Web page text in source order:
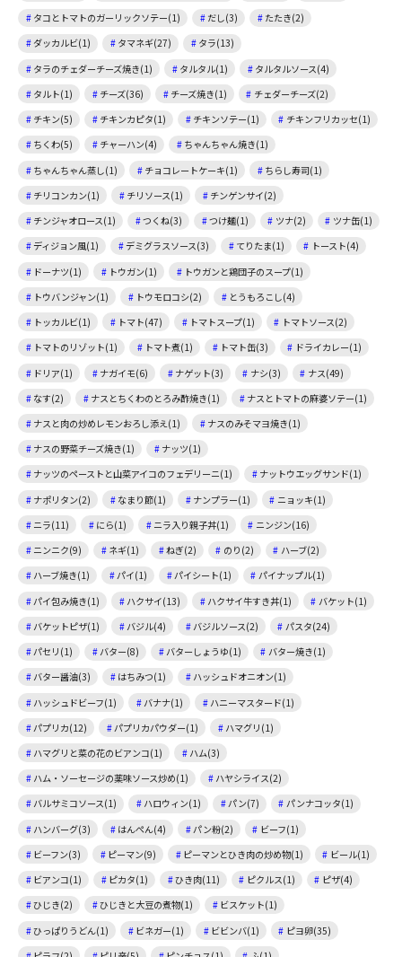
タコとトマトのガーリックソテー(1)
だし(3)
たたき(2)
ダッカルビ(1)
タマネギ(27)
タラ(13)
タラのチェダーチーズ焼き(1)
タルタル(1)
タルタルソース(4)
タルト(1)
チーズ(36) チーズ焼き(1)
チェダーチーズ(2)
チキン(5)
チキンカピタ(1) チキンソテー(1)
チキンフリカッセ(1)
ちくわ(5)
チャーハン(4)
ちゃんちゃん焼き(1)
ちゃんちゃん蒸し(1)
チョコレートケーキ(1)
ちらし寿司(1)
チリコンカン(1)
チリソース(1)
チンゲンサイ(2)
チンジャオロース(1)
つくね(3) つけ麺(1) ツナ(2)
ツナ缶(1)
ディジョン風(1)
デミグラスソース(3) てりたま(1)
トースト(4)
ドーナツ(1)
トウガン(1)
トウガンと鶏団子のスープ(1)
トウバンジャン(1)
トウモロコシ(2)
とうもろこし(4)
トッカルビ(1)
トマト(47) トマトスープ(1)
トマトソース(2)
トマトのリゾット(1)
トマト煮(1) トマト缶(3)
ドライカレー(1)
ドリア(1)
ナガイモ(6) ナゲット(3) ナシ(3)
ナス(49)
なす(2)
ナスとちくわのとろみ酢焼き(1)
ナスとトマトの麻婆ソテー(1)
ナスと肉の炒めレモンおろし添え(1)
ナスのみそマヨ焼き(1)
ナスの野菜チーズ焼き(1)
ナッツ(1)
ナッツのペーストと山菜アイコのフェデリーニ(1)
ナットウエッグサンド(1)
ナポリタン(2)
なまり節(1) ナンプラー(1)
ニョッキ(1)
ニラ(11)
にら(1) ニラ入り親子丼(1)
ニンジン(16)
ニンニク(9)
ネギ(1) ねぎ(2) のり(2)
ハーブ(2)
ハーブ焼き(1)
パイ(1) パイシート(1)
パイナップル(1)
パイ包み焼き(1)
ハクサイ(13) ハクサイ牛すき丼(1)
バケット(1)
バケットピザ(1)
バジル(4) バジルソース(2)
パスタ(24)
パセリ(1)
バター(8) バターしょうゆ(1)
バター焼き(1)
バター醤油(3)
はちみつ(1)
ハッシュドオニオン(1)
ハッシュドビーフ(1)
バナナ(1)
ハニーマスタード(1)
パプリカ(12)
パプリカパウダー(1)
ハマグリ(1)
ハマグリと菜の花のビアンコ(1)
ハム(3)
ハム・ソーセージの薬味ソース炒め(1)
ハヤシライス(2)
バルサミコソース(1)
ハロウィン(1) パン(7)
パンナコッタ(1)
ハンバーグ(3)
はんぺん(4) パン粉(2)
ビーフ(1)
ビーフン(3)
ピーマン(9) ピーマンとひき肉の炒め物(1)
ビール(1)
ビアンコ(1)
ピカタ(1) ひき肉(11) ピクルス(1)
ピザ(4)
ひじき(2)
ひじきと大豆の煮物(1)
ビスケット(1)
ひっぱりうどん(1)
ビネガー(1) ビビンバ(1)
ピヨ卵(35)